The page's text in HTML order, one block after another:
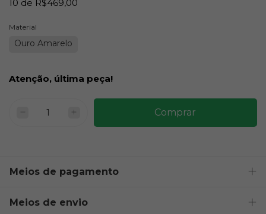
10 de R$469,00
Material
Ouro Amarelo
Atenção, última peça!
Meios de pagamento
Meios de envio